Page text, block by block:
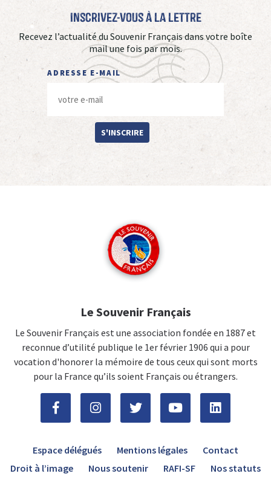
Inscrivez-vous à La Lettre
Recevez l’actualité du Souvenir Français dans votre boîte
mail une fois par mois.
ADRESSE E-MAIL
S'INSCRIRE
Le Souvenir Français
Le Souvenir Français est une association fondée en 1887 et
reconnue d’utilité publique le 1er février 1906 qui a pour
vocation d'honorer la mémoire de tous ceux qui sont morts
pour la France qu’ils soient Français ou étrangers.
Espace délégués Mentions légales
Contact
Droit à l’image
Nous soutenir RAFI-SF Nos statuts